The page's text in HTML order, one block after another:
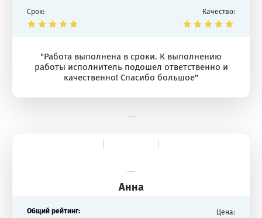
Срок: Качество:
"Работа выполнена в сроки. К выполнению
работы исполнитель подошел ответственно и
качественно! Спасибо большое"
Анна
Общий рейтинг: Цена: